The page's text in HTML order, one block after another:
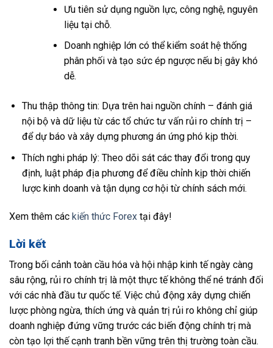
Ưu tiên sử dụng nguồn lực, công nghệ, nguyên
liệu tại chỗ.
Doanh nghiệp lớn có thể kiểm soát hệ thống
phân phối và tạo sức ép ngược nếu bị gây khó
dễ.
Thu thập thông tin: Dựa trên hai nguồn chính – đánh giá
nội bộ và dữ liệu từ các tổ chức tư vấn rủi ro chính trị –
để dự báo và xây dựng phương án ứng phó kịp thời.
Thích nghi pháp lý: Theo dõi sát các thay đổi trong quy
định, luật pháp địa phương để điều chỉnh kịp thời chiến
lược kinh doanh và tận dụng cơ hội từ chính sách mới.
Xem thêm các kiến thức Forex tại đây!
Lời kết
Trong bối cảnh toàn cầu hóa và hội nhập kinh tế ngày càng
sâu rộng, rủi ro chính trị là một thực tế không thể né tránh đối
với các nhà đầu tư quốc tế. Việc chủ động xây dựng chiến
lược phòng ngừa, thích ứng và quản trị rủi ro không chỉ giúp
doanh nghiệp đứng vững trước các biến động chính trị mà
còn tạo lợi thế cạnh tranh bền vững trên thị trường toàn cầu.